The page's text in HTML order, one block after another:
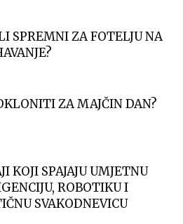
SPREMNI ZA FOTELJU NA
ZA MAJČIN DAN?
KOJI SPAJAJU UMJETNU
ROBOTIKU I
SVAKODNEVICU